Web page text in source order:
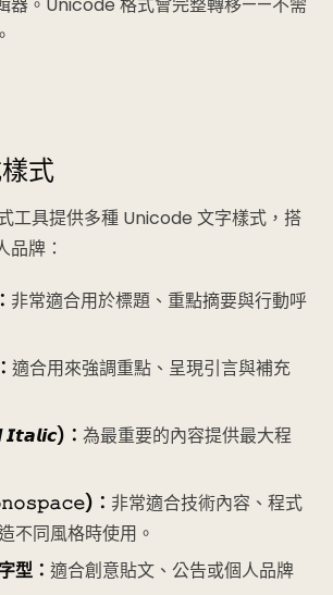
器。Unicode 格式會完整轉移——不需
式
工具提供多種 Unicode 文字樣式，搭
品牌：
非常適合用於標題、重點摘要與行動呼
適合用來強調重點、呈現引言與補充
： 為最重要的內容提供最大程
： 非常適合技術內容、程式
不同風格時使用。
型： 適合創意貼文、公告或個人品牌